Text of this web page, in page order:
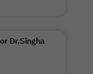
Dr.Singha